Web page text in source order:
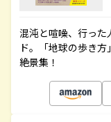
混沌と喧噪、行った
ド。「地球の歩き
絶景集！